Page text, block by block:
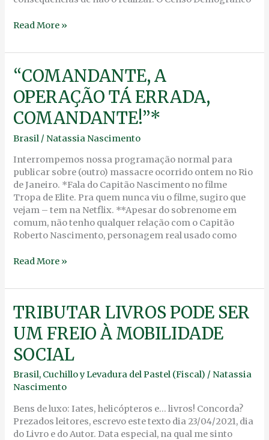
Read More »
“COMANDANTE, A
OPERAÇÃO TÁ ERRADA,
COMANDANTE!”*
Brasil /Natassia Nascimento
Interrompemos nossa programação normal para
publicar sobre (outro) massacre ocorrido ontem no Rio
de Janeiro. *Fala do Capitão Nascimento no filme
Tropa de Elite. Pra quem nunca viu o filme, sugiro que
vejam – tem na Netflix. **Apesar do sobrenome em
comum, não tenho qualquer relação com o Capitão
Roberto Nascimento, personagem real usado como
“COMANDANTE,
OPERAÇÃO
TÁ
ERRADA,
COMANDANTE!”*
Read More »
TRIBUTAR LIVROS PODE SER
UM FREIO À MOBILIDADE
SOCIAL
Brasil, Cuchillo y Levadura del Pastel (Fiscal) /Natassia
Nascimento
Bens de luxo: Iates, helicópteros e… livros! Concorda?
Prezados leitores, escrevo este texto dia 23/04/2021, dia
do Livro e do Autor. Data especial, na qual me sinto
TRIBUTAR
LIVROS
PODE
SER
UM
FREIO
À
SOCIAL